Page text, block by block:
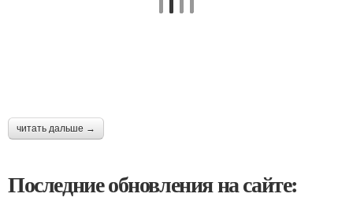
читать дальше →
Последние обновления на сайте: